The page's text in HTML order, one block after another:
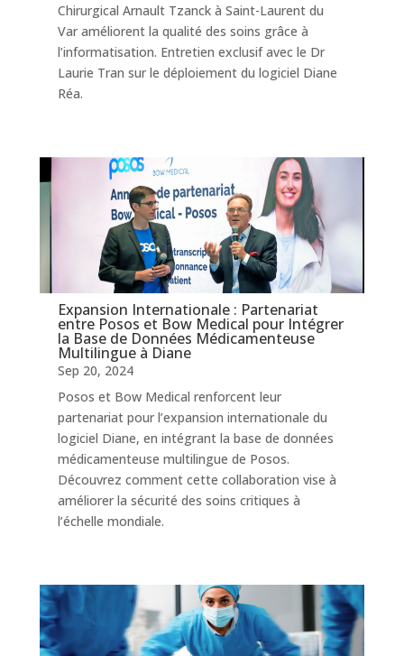
Chirurgical Arnault Tzanck à Saint-Laurent du
Var améliorent la qualité des soins grâce à
l’informatisation. Entretien exclusif avec le Dr
Laurie Tran sur le déploiement du logiciel Diane
Réa.
Expansion Internationale : Partenariat
entre Posos et Bow Medical pour Intégrer
la Base de Données Médicamenteuse
Multilingue à Diane
Sep 20, 2024
Posos et Bow Medical renforcent leur
partenariat pour l’expansion internationale du
logiciel Diane, en intégrant la base de données
médicamenteuse multilingue de Posos.
Découvrez comment cette collaboration vise à
améliorer la sécurité des soins critiques à
l’échelle mondiale.